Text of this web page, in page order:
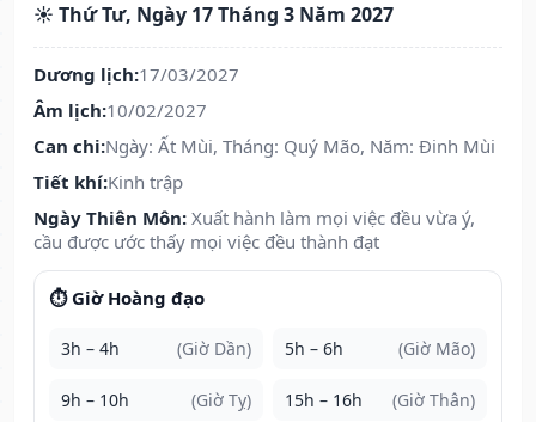
☀️ Thứ Tư, Ngày 17 Tháng 3 Năm 2027
Dương lịch:17/03/2027
Âm lịch:10/02/2027
Can chi:Ngày: Ất Mùi, Tháng: Quý Mão, Năm: Đinh Mùi
Tiết khí:Kinh trập
Ngày Thiên Môn: Xuất hành làm mọi việc đều vừa ý,
cầu được ước thấy mọi việc đều thành đạt
⏱️ Giờ Hoàng đạo
3h – 4h (Giờ Dần) 5h – 6h (Giờ Mão)
9h – 10h (Giờ Tỵ) 15h – 16h (Giờ Thân)